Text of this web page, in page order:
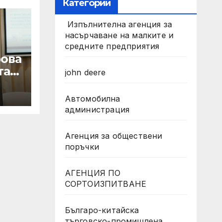
Категории
Изпълнителна агенция за
насърчаване на малките и
средните предприятия
john deere
Автомобилна
администрация
Агенция за обществени
поръчки
АГЕНЦИЯ ПО
СОРТОИЗПИТВАНЕ
Българо-китайска